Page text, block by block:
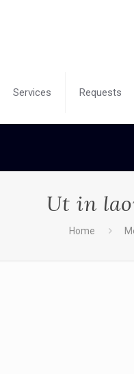
Services Requests
Ut in
Home